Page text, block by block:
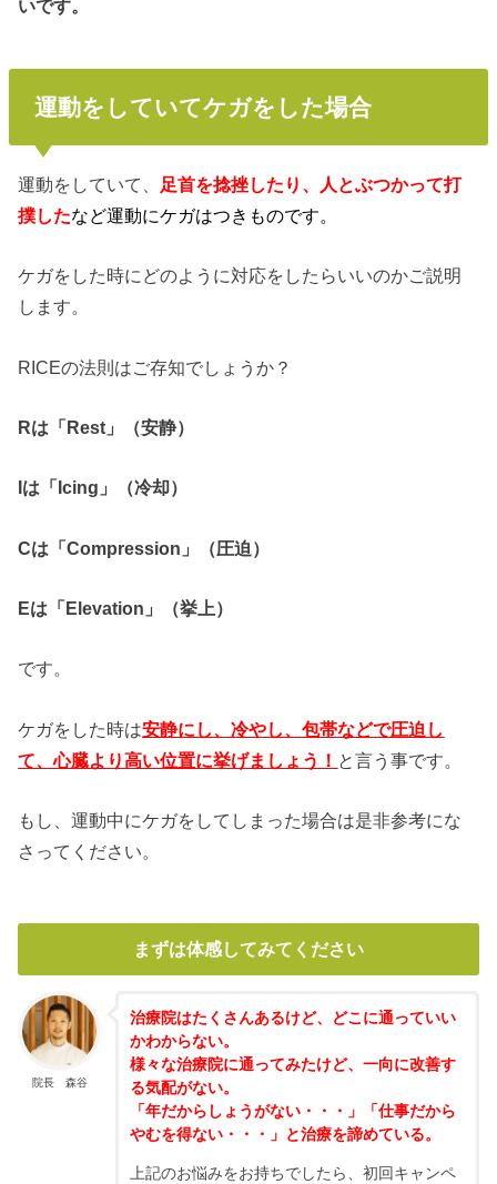
いです。
運動をしていてケガをした場合
運動をしていて、 足首を捻挫した り、
人とぶつかって打
撲したなど運動にケガはつきものです。
ケガをした時にどのように対応をしたらいいのかご説明
します。
RICEの法則はご存知でしょうか？
Rは「Rest」（安静）
Iは「Icing」（冷却）
Cは「Compression」（圧迫）
Eは「Elevation」（挙上）
です。
ケガをした時は安静にし、冷やし、包帯などで圧迫し
て、心臓より高い位置に挙げましょう！ と言う事です。
もし、運動中にケガをしてしまった場合は是非参考にな
さってください。
まずは体感してみてください
院長 森谷
治療院はたくさんあるけど、どこに通っていい
かわからない。
様々な治療院に通ってみたけど、一向に改善す
る気配がない。
「年だからしょうがない・・・」「仕事だから
やむを得ない・・・」と治療を諦めている。
上記のお悩みをお持ちでしたら、初回キャンペ